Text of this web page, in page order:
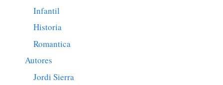
Infantil
Historia
Romantica
Autores
Jordi Sierra